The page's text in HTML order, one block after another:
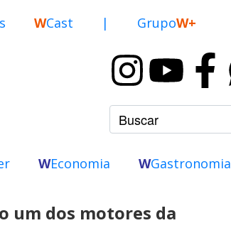
WCast | GrupoW+
WEconomia WGastronomia
um dos motores da